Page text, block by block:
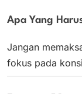
Apa Yang
Jangan
fokus pada